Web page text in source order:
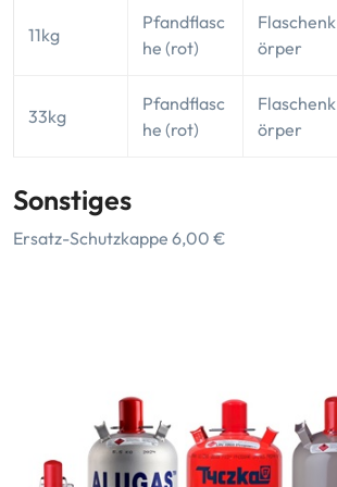
11kg
Pfandflasc
he (rot)
Flaschenk
örper
33kg
Pfandflasc
he (rot)
Flaschenk
örper
Sonstiges
Ersatz-Schutzkappe 6,00 €